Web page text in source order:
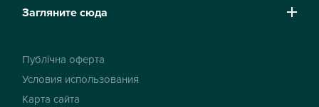
Загляните сюда
Публічна оферта
Условия использования
Карта сайта